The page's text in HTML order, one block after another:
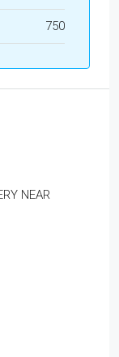
750
NEAR